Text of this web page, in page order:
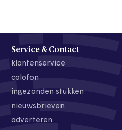
Service & Contact
klantenservice
colofon
ingezonden stukken
nieuwsbrieven
adverteren